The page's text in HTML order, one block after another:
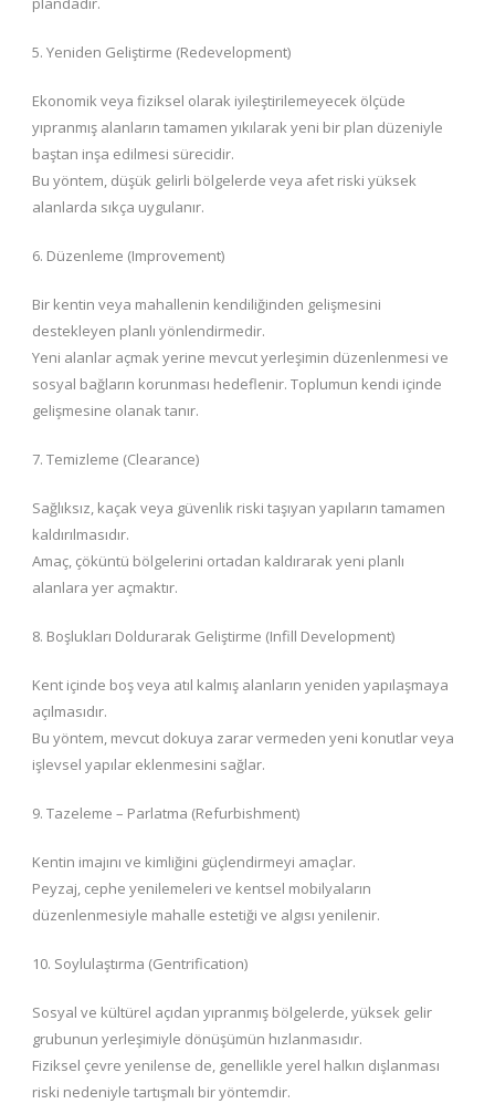
5. Yeniden Geliştirme (Redevelopment)
Ekonomik veya fiziksel olarak iyileştirilemeyecek ölçüde
yıpranmış alanların tamamen yıkılarak yeni bir plan düzeniyle
baştan inşa edilmesi sürecidir.
Bu yöntem, düşük gelirli bölgelerde veya afet riski yüksek
alanlarda sıkça uygulanır.
6. Düzenleme (Improvement)
Bir kentin veya mahallenin kendiliğinden gelişmesini
destekleyen planlı yönlendirmedir.
Yeni alanlar açmak yerine mevcut yerleşimin düzenlenmesi ve
sosyal bağların korunması hedeflenir. Toplumun kendi içinde
gelişmesine olanak tanır.
7. Temizleme (Clearance)
Sağlıksız, kaçak veya güvenlik riski taşıyan yapıların tamamen
kaldırılmasıdır.
Amaç, çöküntü bölgelerini ortadan kaldırarak yeni planlı
alanlara yer açmaktır.
8. Boşlukları Doldurarak Geliştirme (Infill Development)
Kent içinde boş veya atıl kalmış alanların yeniden yapılaşmaya
açılmasıdır.
Bu yöntem, mevcut dokuya zarar vermeden yeni konutlar veya
işlevsel yapılar eklenmesini sağlar.
9. Tazeleme – Parlatma (Refurbishment)
Kentin imajını ve kimliğini güçlendirmeyi amaçlar.
Peyzaj, cephe yenilemeleri ve kentsel mobilyaların
düzenlenmesiyle mahalle estetiği ve algısı yenilenir.
10. Soylulaştırma (Gentrification)
Sosyal ve kültürel açıdan yıpranmış bölgelerde, yüksek gelir
grubunun yerleşimiyle dönüşümün hızlanmasıdır.
Fiziksel çevre yenilense de, genellikle yerel halkın dışlanması
riski nedeniyle tartışmalı bir yöntemdir.